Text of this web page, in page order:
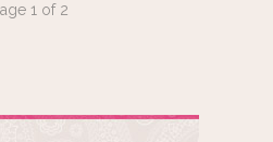
1 of 2